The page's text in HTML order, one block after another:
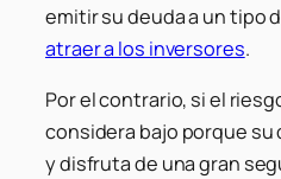
emitir su deuda a un tipo
atraer a los inversores.
Por el contrario, si el
considera bajo porque
y disfruta de una gran